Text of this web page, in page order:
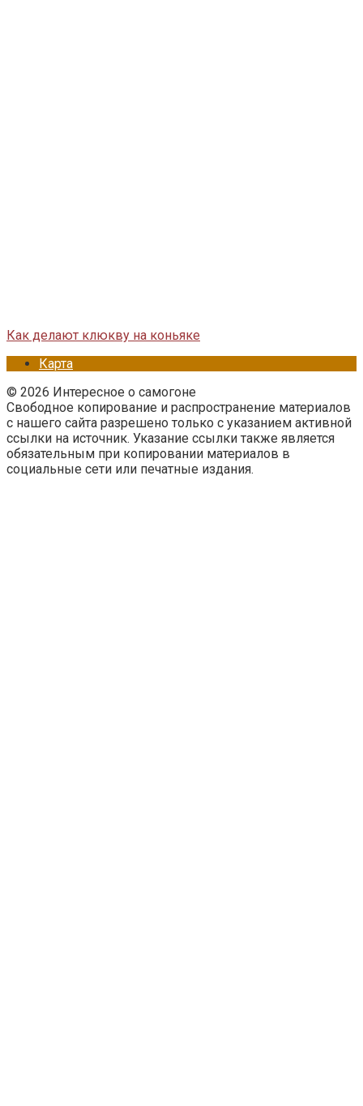
Как делают клюкву на коньяке
Карта
© 2026 Интересное о самогоне
Свободное копирование и распространение материалов
с нашего сайта разрешено только с указанием активной
ссылки на источник. Указание ссылки также является
обязательным при копировании материалов в
социальные сети или печатные издания.